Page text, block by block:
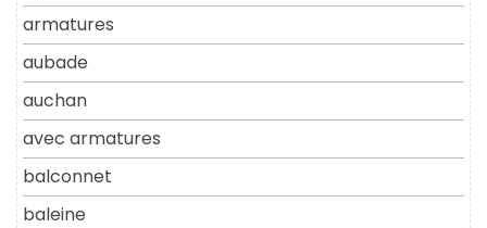
armatures
aubade
auchan
avec armatures
balconnet
baleine